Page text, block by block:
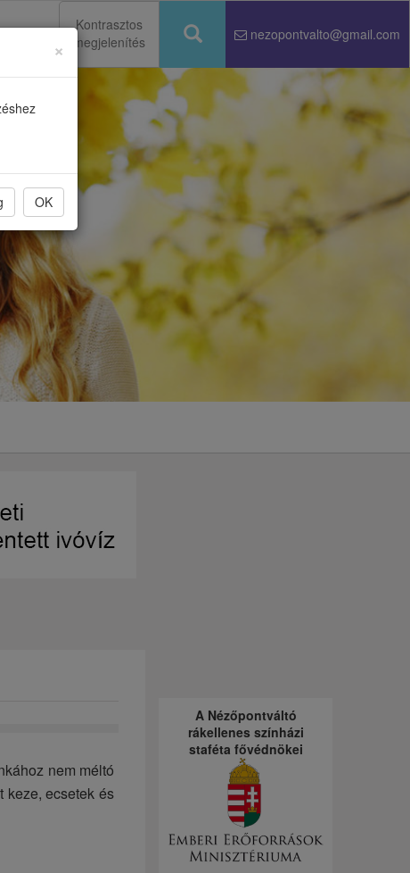
Kontrasztos
megjelenítés
nezopontvalto@gmail.com
nem méltó
keze, ecsetek és
A Nézőpontváltó
rákellenes színházi
staféta fővédnökei
×
OK